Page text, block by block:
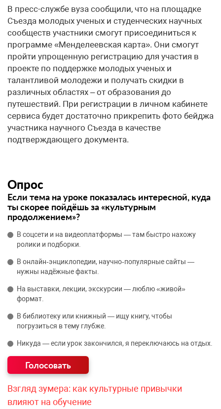
В пресс-службе вуза сообщили, что на площадке
Съезда молодых ученых и студенческих научных
сообществ участники смогут присоединиться к
программе «Менделеевская карта». Они смогут
пройти упрощенную регистрацию для участия в
проекте по поддержке молодых ученых и
талантливой молодежи и получать скидки в
различных областях – от образования до
путешествий. При регистрации в личном кабинете
сервиса будет достаточно прикрепить фото бейджа
участника научного Съезда в качестве
подтверждающего документа.
Опрос
Если тема на уроке показалась интересной, куда
ты скорее пойдёшь за «культурным
продолжением»?
В соцсети и на видеоплатформы — там быстро нахожу
ролики и подборки.
В онлайн‑энциклопедии, научно‑популярные сайты —
нужны надёжные факты.
На выставки, лекции, экскурсии — люблю «живой»
формат.
В библиотеку или книжный — ищу книгу, чтобы
погрузиться в тему глубже.
Никуда — если урок закончился, я переключаюсь на отдых.
Взгляд зумера: как культурные привычки
влияют на обучение